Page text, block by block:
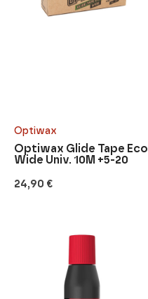
Optiwax
24,90 €
Optiwax Glide Tape Eco
Wide Univ. 10M +5-20